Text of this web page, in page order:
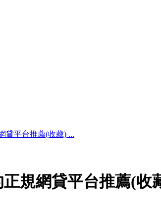
貸平台推薦(收藏) ...
規網貸平台推薦(收